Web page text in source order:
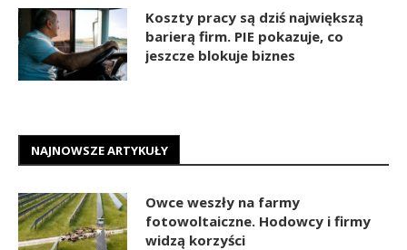
Koszty pracy są dziś największą
barierą firm. PIE pokazuje, co
jeszcze blokuje biznes
NAJNOWSZE ARTYKUŁY
Owce weszły na farmy
fotowoltaiczne. Hodowcy i firmy
widzą korzyści